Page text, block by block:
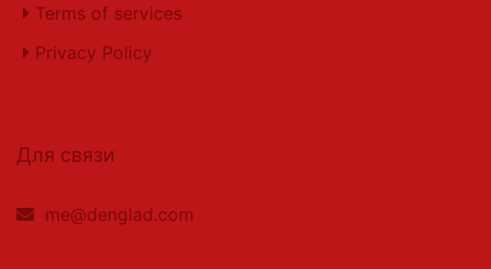
Terms of services
Privacy Policy
Для связи
me@denglad.com